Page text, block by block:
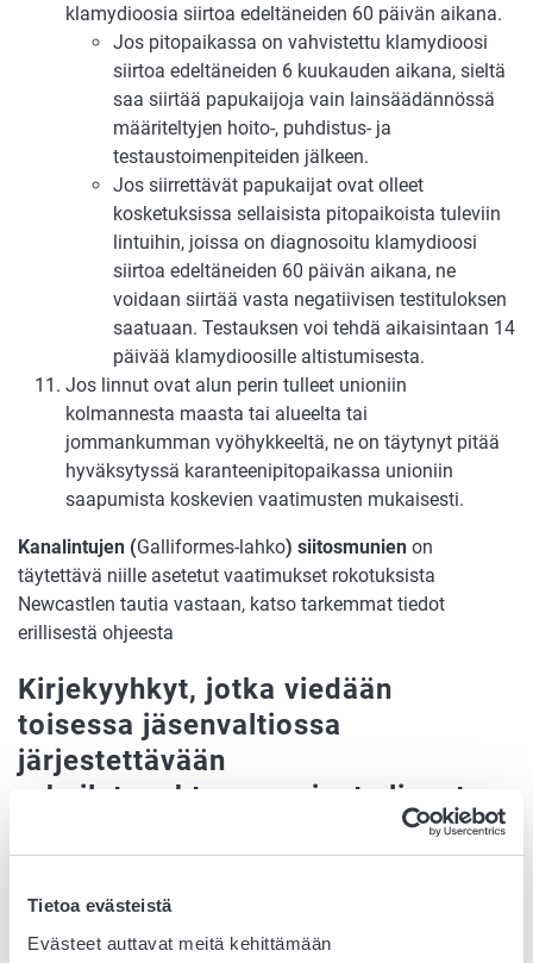
Tietoa evästeistä
Evästeet auttavat meitä kehittämään
klamydioosia siirtoa edeltäneiden 60 päivän aikana.
Jos pitopaikassa on vahvistettu klamydioosi
siirtoa edeltäneiden 6 kuukauden aikana, sieltä
saa siirtää papukaijoja vain lainsäädännössä
määriteltyjen hoito-, puhdistus- ja
testaustoimenpiteiden jälkeen.
Jos siirrettävät papukaijat ovat olleet
kosketuksissa sellaisista pitopaikoista tuleviin
lintuihin, joissa on diagnosoitu klamydioosi
siirtoa edeltäneiden 60 päivän aikana, ne
voidaan siirtää vasta negatiivisen testituloksen
saatuaan. Testauksen voi tehdä aikaisintaan 14
päivää klamydioosille altistumisesta.
Jos linnut ovat alun perin tulleet unioniin
kolmannesta maasta tai alueelta tai
jommankumman vyöhykkeeltä, ne on täytynyt pitää
hyväksytyssä karanteenipitopaikassa unioniin
saapumista koskevien vaatimusten mukaisesti.
Kanalintujen (Galliformes-lahko) siitosmunien on
täytettävä niille asetetut vaatimukset rokotuksista
Newcastlen tautia vastaan, katso tarkemmat tiedot
erillisestä ohjeesta
Kirjekyyhkyt, jotka viedään
toisessa jäsenvaltiossa
järjestettävään
urheilutapahtumaan, josta linnut
urheilutapahtumaan siirrettävien kirjekyyhkyjen on
täytettävä seuraavat vaatimukset: